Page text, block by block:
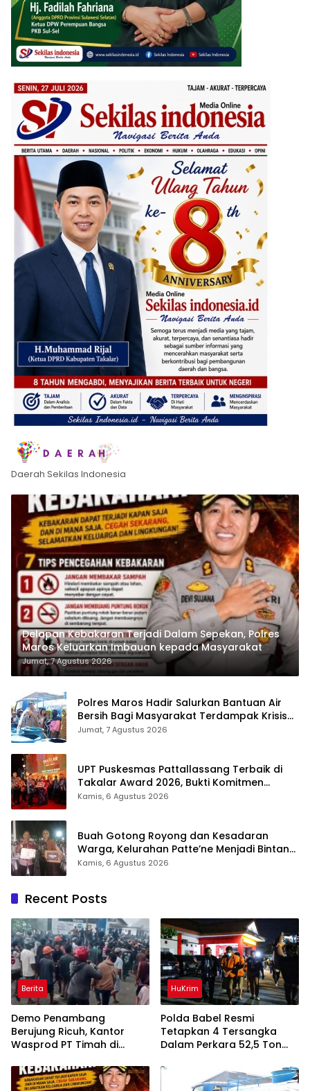
Daerah Sekilas Indonesia
Delapan Kebakaran Terjadi Dalam Sepekan, Polres
Maros Keluarkan Imbauan kepada Masyarakat
Jumat, 7 Agustus 2026
Polres Maros Hadir Salurkan Bantuan Air
Bersih Bagi Masyarakat Terdampak Krisis
Air Bersih Di Maros
Jumat, 7 Agustus 2026
UPT Puskesmas Pattallassang Terbaik di
Takalar Award 2026, Bukti Komitmen
Hadirkan Pelayanan Kesehatan Berkualitas
Kamis, 6 Agustus 2026
Buah Gotong Royong dan Kesadaran
Warga, Kelurahan Patte’ne Menjadi Bintang
Takalar Award 2026
Kamis, 6 Agustus 2026
Recent Posts
Berita
Demo Penambang
Berujung Ricuh, Kantor
Wasprod PT Timah di
HuKrim
Polda Babel Resmi
Tetapkan 4 Tersangka
Dalam Perkara 52,5 Ton
Belitung